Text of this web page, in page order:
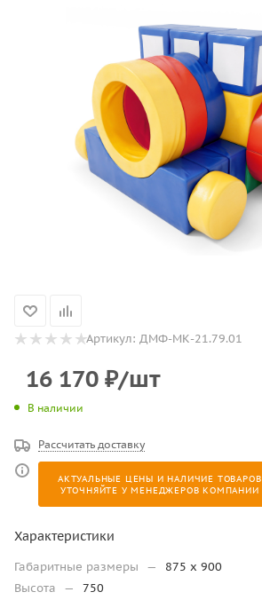
Артикул: ДМФ-МК-21.79.01
16 170 ₽/шт
В наличии
Рассчитать доставку
АКТУАЛЬНЫЕ ЦЕНЫ И НАЛИЧИЕ ТОВАРОВ
УТОЧНЯЙТЕ У МЕНЕДЖЕРОВ КОМПАНИИ
Характеристики
Габаритные размеры —
875 x 900
Высота
—
750